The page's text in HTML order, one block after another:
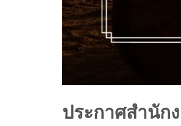
ประกาศสำนัก